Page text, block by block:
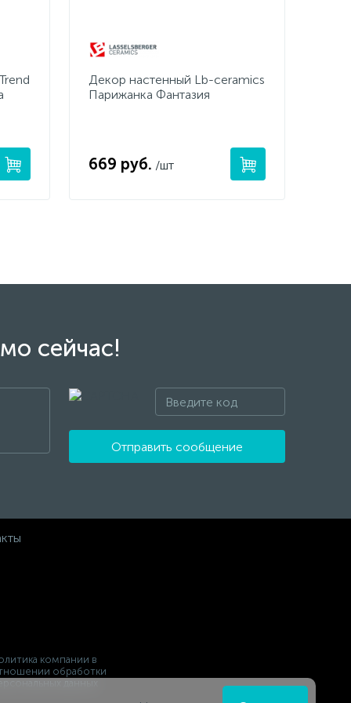
Декор настенный Lb-ceramics
Парижанка Фантазия
669 руб. /шт
сейчас!
Отправить сообщение
компании в
обработки